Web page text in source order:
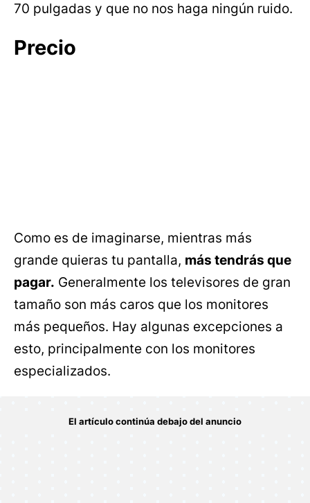
70 pulgadas y que no nos haga ningún ruido.
Precio
Como es de imaginarse, mientras más
grande quieras tu pantalla, más tendrás que
pagar. Generalmente los televisores de gran
tamaño son más caros que los monitores
más pequeños. Hay algunas excepciones a
esto, principalmente con los monitores
especializados.